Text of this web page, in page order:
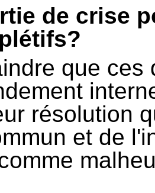
de crise
que
résolution
et de